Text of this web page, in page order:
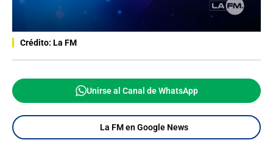
Crédito: La FM
Unirse al Canal de WhatsApp
La FM en Google News